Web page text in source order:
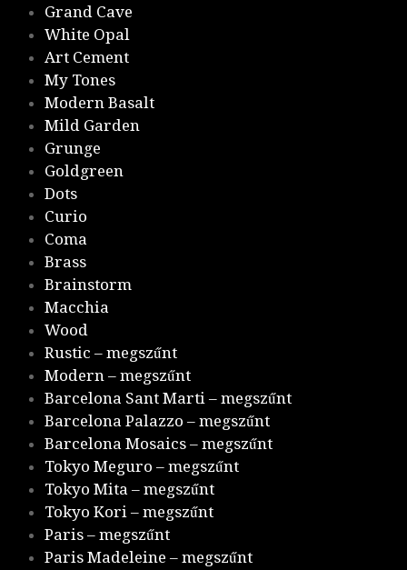
Grand Cave
White Opal
Art Cement
My Tones
Modern Basalt
Mild Garden
Grunge
Goldgreen
Dots
Curio
Coma
Brass
Brainstorm
Macchia
Wood
Rustic – megszűnt
Modern – megszűnt
Barcelona Sant Marti – megszűnt
Barcelona Palazzo – megszűnt
Barcelona Mosaics – megszűnt
Tokyo Meguro – megszűnt
Tokyo Mita – megszűnt
Tokyo Kori – megszűnt
Paris – megszűnt
Paris Madeleine – megszűnt